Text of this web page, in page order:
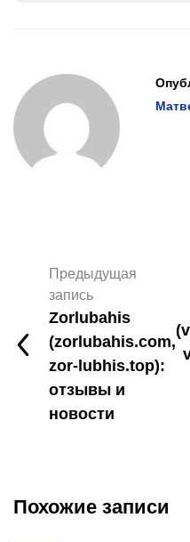
Предыдущая
запись
Zorlubahis
(zorlubahis.com,
zor-lubhis.top):
отзывы и
новости
Похожие записи